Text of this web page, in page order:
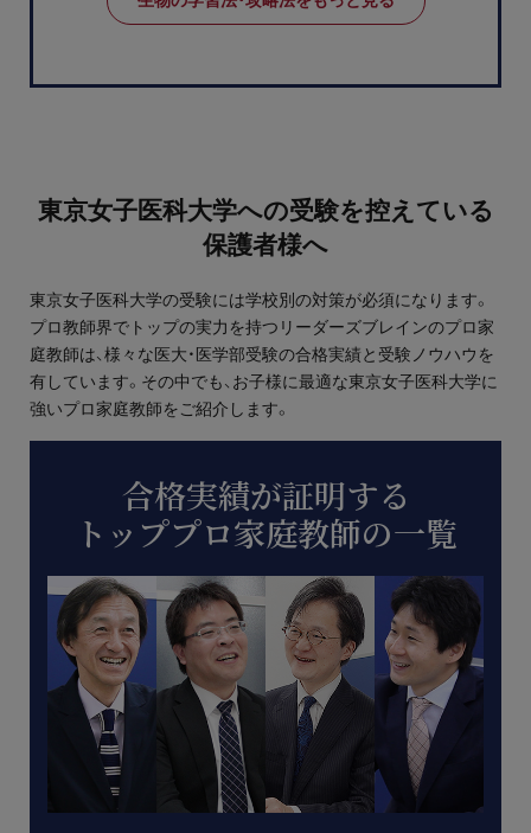
東京女子医科大学への受験を控えている
保護者様へ
東京女子医科大学の受験には学校別の対策が必須になります。
プロ教師界でトップの実力を持つリーダーズブレインのプロ家
庭教師は、様々な医大・医学部受験の合格実績と受験ノウハウを
有しています。その中でも、お子様に最適な東京女子医科大学に
強いプロ家庭教師をご紹介します。
合格実績が証明する
トッププロ家庭教師の一覧